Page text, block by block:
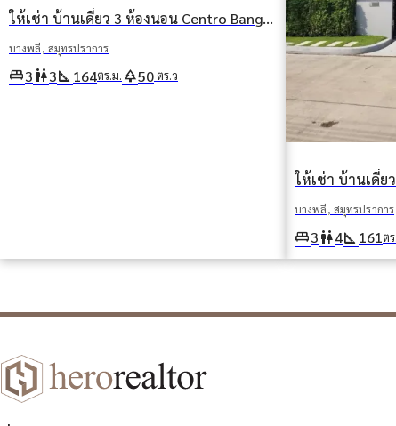
ให้เช่า บ้านเดี่ยว 3 ห้องนอน Centro Bangna (ศูนย์บางนา) บางแก้ว บางพลี สมุทรปราการ
บางพลี, สมุทรปราการ
king_bed3wc3square_foot 164ตร.ม. park50 ตร.ว
บางพลี, สมุทรปราการ
king_bed3wc4square_foot 161ต